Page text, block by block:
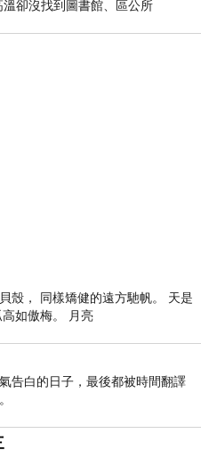
卻沒找到圖書館、區公所
殼， 同樣矯健的遠方馳帆。 天是
如傲梅。 月亮
告白的日子，最後都被時間翻譯